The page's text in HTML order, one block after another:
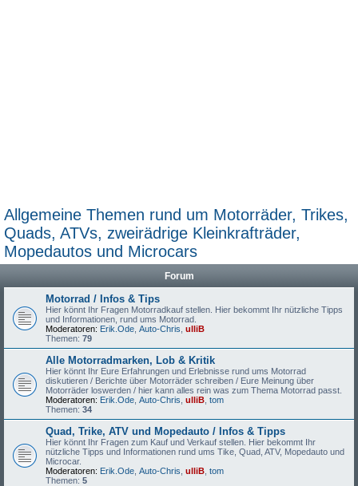
Allgemeine Themen rund um Motorräder, Trikes,
Quads, ATVs, zweirädrige Kleinkrafträder,
Mopedautos und Microcars
Forum
Motorrad / Infos & Tips
Hier könnt Ihr Fragen Motorradkauf stellen. Hier bekommt Ihr nützliche Tipps
und Informationen, rund ums Motorrad.
Moderatoren: Erik.Ode Auto-Chris ulliB
Themen: 79
Alle Motorradmarken, Lob & Kritik
Hier könnt Ihr Eure Erfahrungen und Erlebnisse rund ums Motorrad
diskutieren / Berichte über Motorräder schreiben / Eure Meinung über
Motorräder loswerden / hier kann alles rein was zum Thema Motorrad passt.
Moderatoren: Erik.Ode Auto-Chris ulliB tom
Themen: 34
Quad, Trike, ATV und Mopedauto / Infos & Tipps
Hier könnt Ihr Fragen zum Kauf und Verkauf stellen. Hier bekommt Ihr
nützliche Tipps und Informationen rund ums Tike, Quad, ATV, Mopedauto und
Microcar.
Moderatoren: Erik.Ode Auto-Chris ulliB tom
Themen: 5